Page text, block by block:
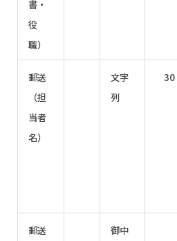
書・
役
職）
郵送
（担
当者
名）
文字
列
30
郵送
御中